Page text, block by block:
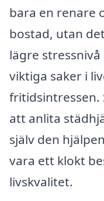
bara en renare
bostad, utan
lägre
viktiga saker i
fritidsintressen.
att anlita
själv den
vara ett klokt
livskvalitet.